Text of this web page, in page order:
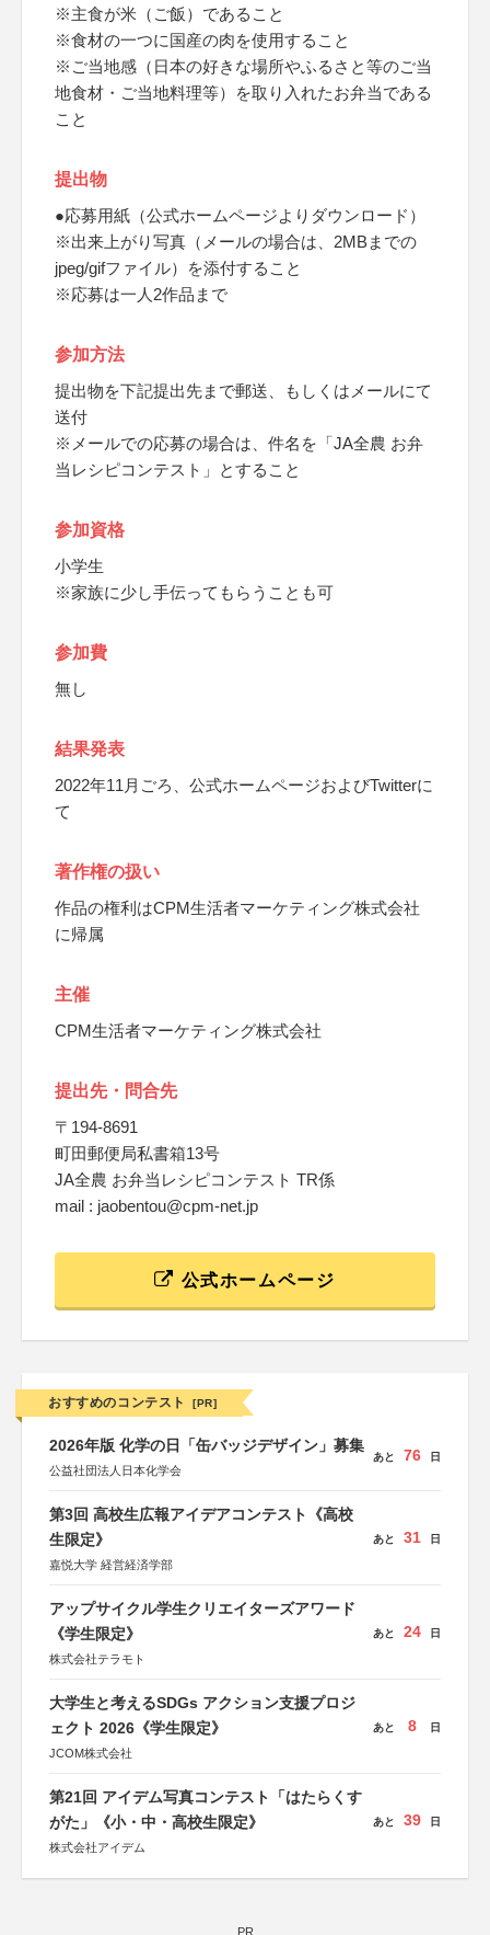
※主食が米（ご飯）であること
※食材の一つに国産の肉を使用すること
※ご当地感（日本の好きな場所やふるさと等のご当
地食材・ご当地料理等）を取り入れたお弁当である
こと
提出物
●応募用紙（公式ホームページよりダウンロード）
※出来上がり写真（メールの場合は、2MBまでの
jpeg/gifファイル）を添付すること
※応募は一人2作品まで
参加方法
提出物を下記提出先まで郵送、もしくはメールにて
送付
※メールでの応募の場合は、件名を「JA全農 お弁
当レシピコンテスト」とすること
参加資格
小学生
※家族に少し手伝ってもらうことも可
参加費
無し
結果発表
2022年11月ごろ、公式ホームページおよびTwitterに
て
著作権の扱い
作品の権利はCPM生活者マーケティング株式会社
に帰属
主催
CPM生活者マーケティング株式会社
提出先・問合先
〒194-8691
町田郵便局私書箱13号
JA全農 お弁当レシピコンテスト TR係
mail : jaobentou@cpm-net.jp
公式ホームページ
おすすめのコンテスト [PR]
2026年版 化学の日「缶バッジデザイン」募集
公益社団法人日本化学会
あと 76 日
第3回 高校生広報アイデアコンテスト《高校
生限定》
嘉悦大学 経営経済学部
あと 31 日
アップサイクル学生クリエイターズアワード
《学生限定》
株式会社テラモト
あと 24 日
大学生と考えるSDGs アクション支援プロジ
ェクト 2026《学生限定》
JCOM株式会社
あと 8 日
第21回 アイデム写真コンテスト「はたらくす
がた」《小・中・高校生限定》
株式会社アイデム
あと 39 日
PR